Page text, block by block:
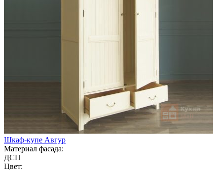
Шкаф-купе Авгур
Материал фасада:
ДСП
Цвет: